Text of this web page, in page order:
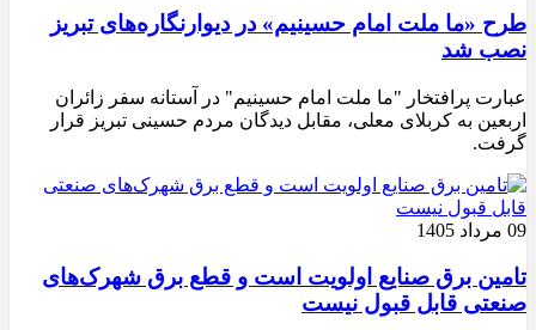
طرح «ما ملت امام حسینیم» در دیوارنگاره‌های تبریز
نصب شد
عبارت پرافتخار "ما ملت امام حسینیم" در آستانه سفر زائران
اربعین به کربلای معلی، مقابل دیدگان مردم حسینی تبریز قرار
گرفت.
09 مرداد 1405
تامین برق صنایع اولویت است و قطع برق شهرک‌های
صنعتی قابل قبول نیست